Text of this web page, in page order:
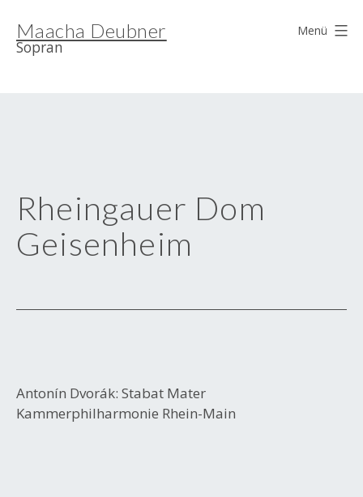
Inhalt
springen
Maacha Deubner
Sopran
Menü
Rheingauer Dom
Geisenheim
Antonín Dvorák: Stabat Mater
Kammerphilharmonie Rhein-Main